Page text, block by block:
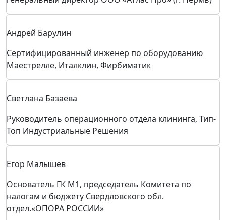
Светлана Большакова
исполнительный директор АРУК
Вадим Базуев
генеральный директор ООО «Атлас Про» (г. Пермь)